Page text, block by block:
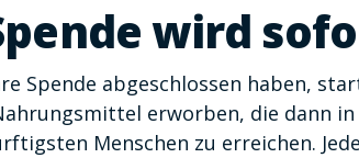
wird
Spende abgeschlossen haben,
erworben, die dann
Menschen zu erreichen.